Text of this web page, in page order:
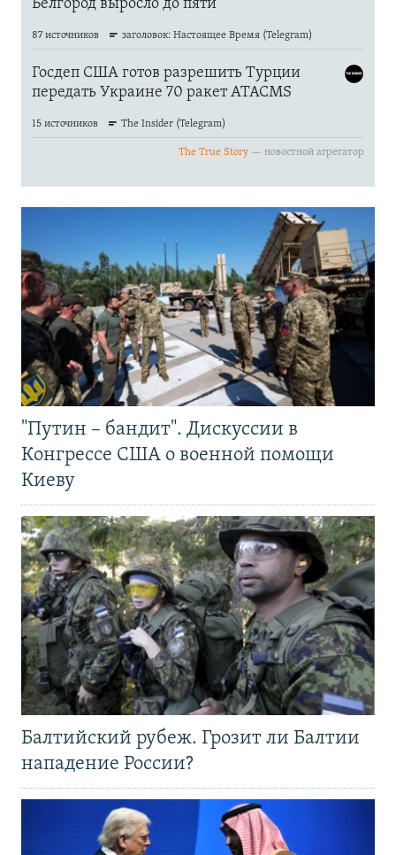
"Путин – бандит". Дискуссии в
Конгрессе США о военной помощи
Киеву
Балтийский рубеж. Грозит ли Балтии
нападение России?